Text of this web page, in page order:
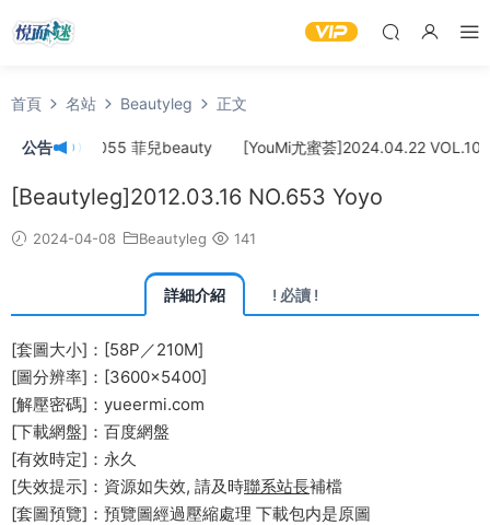
首頁 名站 Beautyleg 正文
公告VOL.1055 菲兒beauty [YouMi尤蜜荟]2024.04.22 VOL.1054
[Beautyleg]2012.03.16 NO.653 Yoyo
2024-04-08 Beautyleg 141
詳細介紹 ! 必讀 !
[套圖大小]：[58P／210M]
[圖分辨率]：[3600×5400]
[解壓密碼]：yueermi.com
[下載網盤]：百度網盤
[有效時定]：永久
[失效提示]：資源如失效, 請及時聯系站長補檔
[套圖預覽]：預覽圖經過壓縮處理 下載包内是原圖